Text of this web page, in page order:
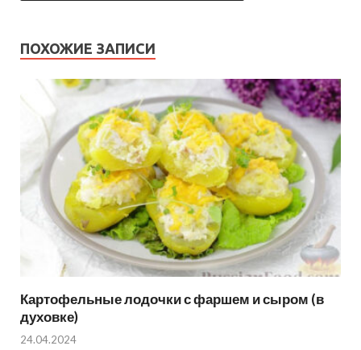
ПОХОЖИЕ ЗАПИСИ
Картофельные лодочки с фаршем и сыром (в
духовке)
24.04.2024